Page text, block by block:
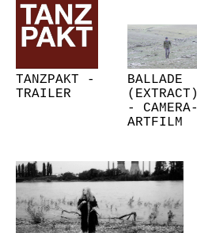
TANZPAKT -
TRAILER
BALLADE
(EXTRACT)
- CAMERA-
ARTFILM